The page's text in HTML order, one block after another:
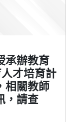
承辦教育
才培育計
相關教師
，請查